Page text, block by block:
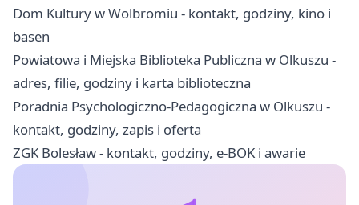
Dom Kultury w Wolbromiu - kontakt, godziny, kino i
basen
Powiatowa i Miejska Biblioteka Publiczna w Olkuszu -
adres, filie, godziny i karta biblioteczna
Poradnia Psychologiczno-Pedagogiczna w Olkuszu -
kontakt, godziny, zapis i oferta
ZGK Bolesław - kontakt, godziny, e-BOK i awarie